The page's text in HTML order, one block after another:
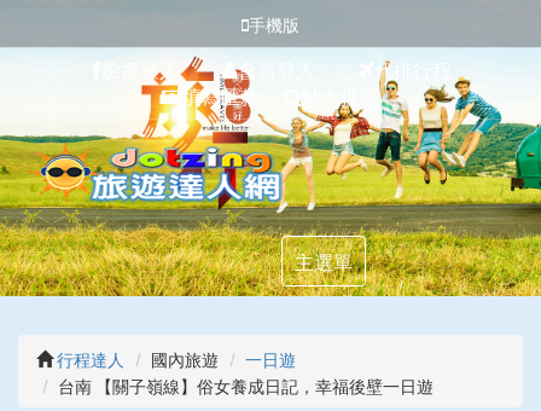
手機版
臉書登入 會員登入
代排行程
填寫匯款
主選單
行程達人 國內旅遊
一日遊
台南 【關子嶺線】俗女養成日記，幸福後壁一日遊